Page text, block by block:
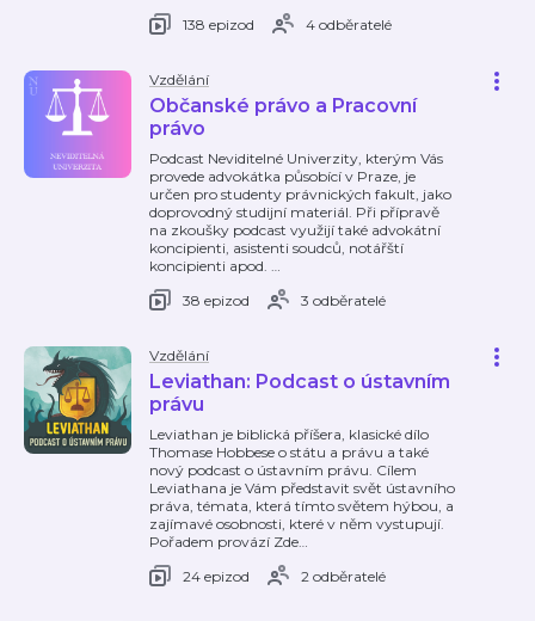
138 epizod
4 odběratelé
Vzdělání
Občanské právo a Pracovní
právo
Podcast Neviditelné Univerzity, kterým Vás
provede advokátka působící v Praze, je
určen pro studenty právnických fakult, jako
doprovodný studijní materiál. Při přípravě
na zkoušky podcast využijí také advokátní
koncipienti, asistenti soudců, notářští
koncipienti apod. …
38 epizod
3 odběratelé
Vzdělání
Leviathan: Podcast o ústavním
právu
Leviathan je biblická příšera, klasické dílo
Thomase Hobbese o státu a právu a také
nový podcast o ústavním právu. Cílem
Leviathana je Vám představit svět ústavního
práva, témata, která tímto světem hýbou, a
zajímavé osobnosti, které v něm vystupují.
Pořadem provází Zde…
24 epizod
2 odběratelé